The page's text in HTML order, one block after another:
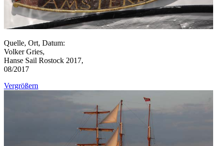
Quelle, Ort, Datum:
Volker Gries,
Hanse Sail Rostock 2017,
08/2017
Vergrößern